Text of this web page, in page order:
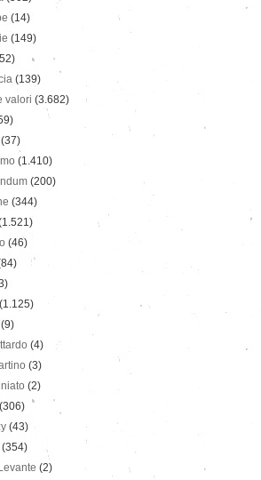
(14)
(149)
(139)
valori (3.682)
(37)
(1.410)
(200)
(344)
(46)
(1.125)
(9)
(4)
(3)
(2)
(306)
(43)
(354)
(2)